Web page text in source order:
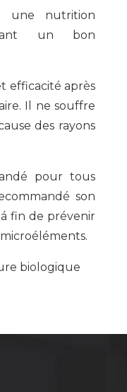
une nutrition
un bon
efficacité après
Il ne souffre
des rayons
pour tous
son
fin de prévenir
biologique